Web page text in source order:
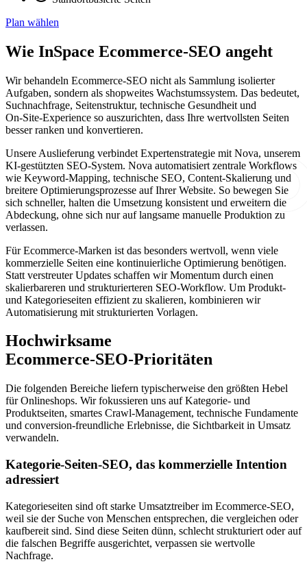
Plan wählen
Wie InSpace Ecommerce‑SEO angeht
Wir behandeln Ecommerce‑SEO nicht als Sammlung isolierter
Aufgaben, sondern als shopweites Wachstumssystem. Das bedeutet,
Suchnachfrage, Seitenstruktur, technische Gesundheit und
On‑Site‑Experience so auszurichten, dass Ihre wertvollsten Seiten
besser ranken und konvertieren.
Unsere Auslieferung verbindet Expertenstrategie mit Nova, unserem
KI‑gestützten SEO‑System. Nova automatisiert zentrale Workflows
wie Keyword‑Mapping, technische SEO, Content‑Skalierung und
breitere Optimierungsprozesse auf Ihrer Website. So bewegen Sie
sich schneller, halten die Umsetzung konsistent und erweitern die
Abdeckung, ohne sich nur auf langsame manuelle Produktion zu
verlassen.
Für Ecommerce‑Marken ist das besonders wertvoll, wenn viele
kommerzielle Seiten eine kontinuierliche Optimierung benötigen.
Statt verstreuter Updates schaffen wir Momentum durch einen
skalierbareren und strukturierteren SEO‑Workflow. Um Produkt‑
und Kategorieseiten effizient zu skalieren, kombinieren wir
Automatisierung mit strukturierten Vorlagen.
Hochwirksame
Ecommerce‑SEO‑Prioritäten
Die folgenden Bereiche liefern typischerweise den größten Hebel
für Onlineshops. Wir fokussieren uns auf Kategorie‑ und
Produktseiten, smartes Crawl‑Management, technische Fundamente
und conversion‑freundliche Erlebnisse, die Sichtbarkeit in Umsatz
verwandeln.
Kategorie‑Seiten‑SEO, das kommerzielle Intention
adressiert
Kategorieseiten sind oft starke Umsatztreiber im Ecommerce‑SEO,
weil sie der Suche von Menschen entsprechen, die vergleichen oder
kaufbereit sind. Sind diese Seiten dünn, schlecht strukturiert oder auf
die falschen Begriffe ausgerichtet, verpassen sie wertvolle
Nachfrage.